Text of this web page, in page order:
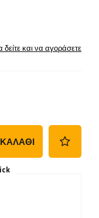
και να αγοράσετε